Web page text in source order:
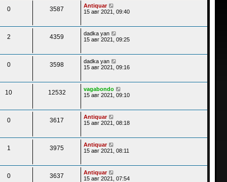
0 3587
Antiquar
15 авг 2021, 09:40
2 4359
dadka yan
15 авг 2021, 09:25
0 3598
dadka yan
15 авг 2021, 09:16
10 12532
vagabondo
15 авг 2021, 09:10
0 3617
Antiquar
15 авг 2021, 08:18
1 3975
Antiquar
15 авг 2021, 08:11
0 3637
Antiquar
15 авг 2021, 07:54